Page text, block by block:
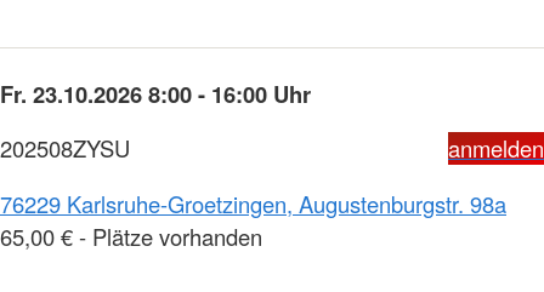
Fr. 23.10.2026 8:00 - 16:00 Uhr
202508ZYSU
anmelden
76229 Karlsruhe-Groetzingen, Augustenburgstr. 98a
65,00 € - Plätze vorhanden